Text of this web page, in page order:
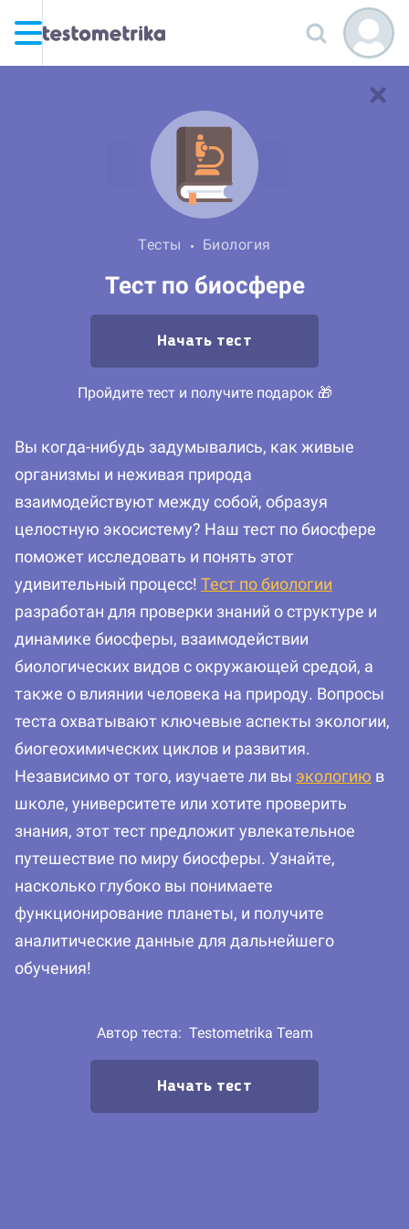
Тесты Биология
Тест по биосфере
Начать тест
Пройдите тест и получите подарок 🎁
Вы когда-нибудь задумывались, как живые
организмы и неживая природа
взаимодействуют между собой, образуя
целостную экосистему? Наш тест по биосфере
поможет исследовать и понять этот
удивительный процесс! Тест по биологии
разработан для проверки знаний о структуре и
динамике биосферы, взаимодействии
биологических видов с окружающей средой, а
также о влиянии человека на природу. Вопросы
теста охватывают ключевые аспекты экологии,
биогеохимических циклов и развития.
Независимо от того, изучаете ли вы экологию в
школе, университете или хотите проверить
знания, этот тест предложит увлекательное
путешествие по миру биосферы. Узнайте,
насколько глубоко вы понимаете
функционирование планеты, и получите
аналитические данные для дальнейшего
обучения!
Автор теста: Testometrika Team
Начать тест